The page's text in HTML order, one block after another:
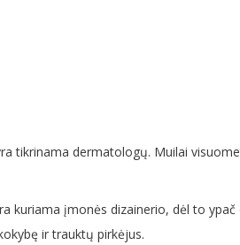
tikrinama dermatologų. Muilai
kuriama įmonės dizainerio, dėl to ypač
ir trauktų pirkėjus.